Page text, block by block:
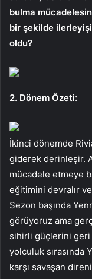
bulma
bir şekilde
oldu?
2. Dönem Özeti:
İkinci dönemde
giderek derinleşir.
mücadele etmeye
eğitimini devralır
Sezon başında
görüyoruz ama
sihirli güçlerini geri
yolculuk sırasında
karşı savaşan